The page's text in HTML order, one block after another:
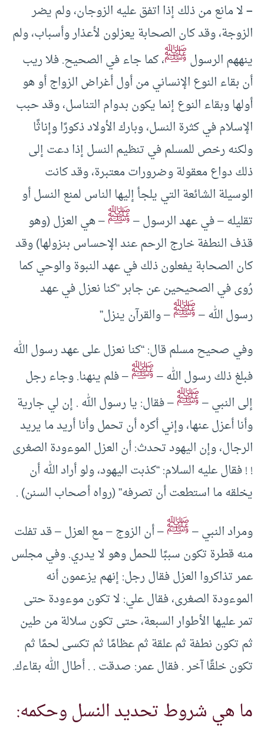
–لا مانع من ذلك إذا اتفق عليه الزوجان، ولم يضر
الزوجة، وقد كان الصحابة يعزلون لأعذار وأسباب، ولم
ينههم الرسولﷺ، كما جاء في الصحيح. فلا ريب
أن بقاء النوع الإنساني من أول أغراض الزواج أو هو
أولها وبقاء النوع إنما يكون بدوام التناسل، وقد حبب
الإسلام في كثرة النسل، وبارك الأولاد ذكورًا وإناثًا
ولكنه رخص للمسلم في تنظيم النسل إذا دعت إلى
ذلك دواع معقولة وضرورات معتبرة، وقد كانت
الوسيلة الشائعة التي يلجأ إليها الناس لمنع النسل أو
تقليله – في عهد الرسول –ﷺ– هي العزل (وهو
قذف النطفة خارج الرحم عند الإحساس بنزولها) وقد
كان الصحابة يفعلون ذلك في عهد النبوة والوحي كما
رُوى في الصحيحين عن جابر “كنا نعزل في عهد
رسول الله –ﷺ– والقرآن ينزل”
وفي صحيح مسلم قال: “كنا نعزل على عهد رسول الله
فبلغ ذلك رسول الله –ﷺ– فلم ينهنا. وجاء رجل
إلى النبي –ﷺ– فقال: يا رسول الله . إن لي جارية
وأنا أعزل عنها، وإني أكره أن تحمل وأنا أريد ما يريد
الرجال، وإن اليهود تحدث: أن العزل الموءودة الصغرى
! ! فقال عليه السلام: “كذبت اليهود، ولو أراد الله أن
يخلقه ما استطعت أن تصرفه” (رواه أصحاب السنن) .
ومراد النبي –ﷺ– أن الزوج – مع العزل – قد تفلت
منه قطرة تكون سببًا للحمل وهو لا يدري. وفي مجلس
عمر تذاكروا العزل فقال رجل: إنهم يزعمون أنه
الموءودة الصغرى، فقال علي: لا تكون موءودة حتى
تمر عليها الأطوار السبعة، حتى تكون سلالة من طين
ثم تكون نطفة ثم علقة ثم عظامًا ثم تكسى لحمًا ثم
تكون خلقًا آخر . فقال عمر: صدقت . . أطال الله بقاءك.
ما هي شروط تحديد النسل وحكمه: